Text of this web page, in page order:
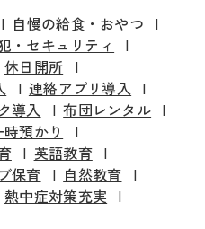
自慢の給食・おやつ
・セキュリティ
休日開所
連絡アプリ導入
導入
布団レンタル
時預かり
英語教育
保育
自然教育
熱中症対策充実